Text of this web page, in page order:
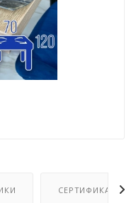
СЕРТИФИКАТ